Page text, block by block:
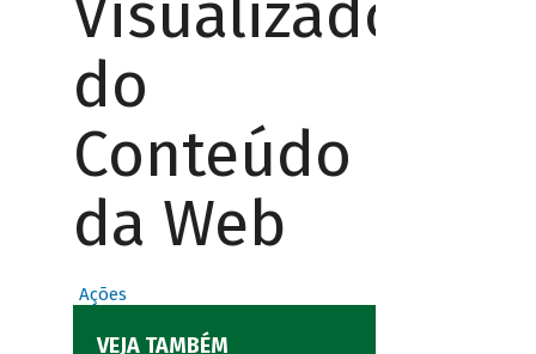
Visualizador
do
Conteúdo
da Web
Ações
VEJA TAMBÉM